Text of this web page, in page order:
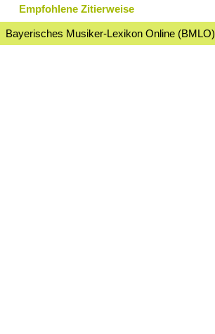
Empfohlene Zitierweise
Bayerisches Musiker-Lexikon Online (BMLO)